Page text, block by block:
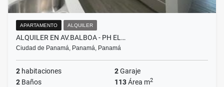
APARTAMENTO ALQUILER
ALQUILER EN AV.BALBOA - PH EL…
Ciudad de Panamá, Panamá, Panamá
2 habitaciones 2Garaje
2 Baños 113Área m2